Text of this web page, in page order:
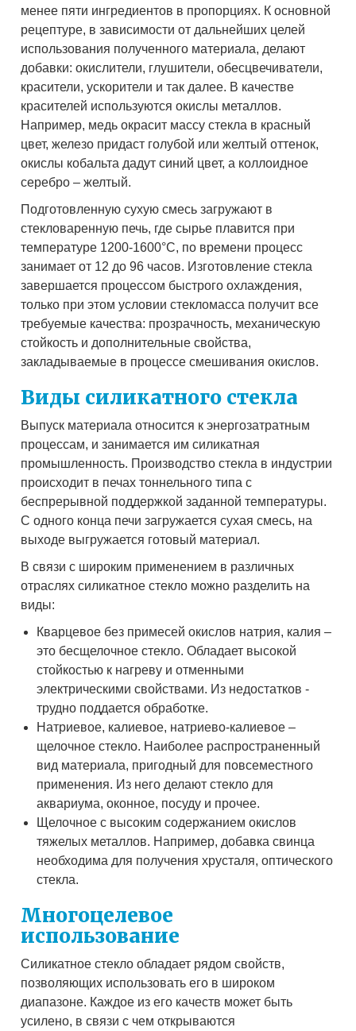
менее пяти ингредиентов в пропорциях. К основной
рецептуре, в зависимости от дальнейших целей
использования полученного материала, делают
добавки: окислители, глушители, обесцвечиватели,
красители, ускорители и так далее. В качестве
красителей используются окислы металлов.
Например, медь окрасит массу стекла в красный
цвет, железо придаст голубой или желтый оттенок,
окислы кобальта дадут синий цвет, а коллоидное
серебро – желтый.
Подготовленную сухую смесь загружают в
стекловаренную печь, где сырье плавится при
температуре 1200-1600°С, по времени процесс
занимает от 12 до 96 часов. Изготовление стекла
завершается процессом быстрого охлаждения,
только при этом условии стекломасса получит все
требуемые качества: прозрачность, механическую
стойкость и дополнительные свойства,
закладываемые в процессе смешивания окислов.
Виды силикатного стекла
Выпуск материала относится к энергозатратным
процессам, и занимается им силикатная
промышленность. Производство стекла в индустрии
происходит в печах тоннельного типа с
беспрерывной поддержкой заданной температуры.
С одного конца печи загружается сухая смесь, на
выходе выгружается готовый материал.
В связи с широким применением в различных
отраслях силикатное стекло можно разделить на
виды:
Кварцевое без примесей окислов натрия, калия –
это бесщелочное стекло. Обладает высокой
стойкостью к нагреву и отменными
электрическими свойствами. Из недостатков -
трудно поддается обработке.
Натриевое, калиевое, натриево-калиевое –
щелочное стекло. Наиболее распространенный
вид материала, пригодный для повсеместного
применения. Из него делают стекло для
аквариума, оконное, посуду и прочее.
Щелочное с высоким содержанием окислов
тяжелых металлов. Например, добавка свинца
необходима для получения хрусталя, оптического
стекла.
Многоцелевое
использование
Силикатное стекло обладает рядом свойств,
позволяющих использовать его в широком
диапазоне. Каждое из его качеств может быть
усилено, в связи с чем открываются